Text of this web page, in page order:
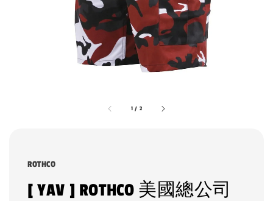
1 / 2
ROTHCO
[ YAV ] ROTHCO 美國總公司